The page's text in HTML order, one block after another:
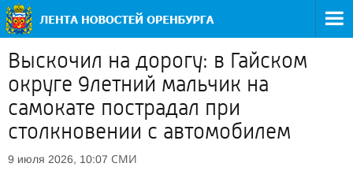
Выскочил на дорогу: в Гайском
округе 9летний мальчик на
самокате пострадал при
столкновении с автомобилем
9 июля 2026, 10:07 СМИ